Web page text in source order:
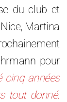
du club et
Martina
pour
cinq années
tout donné.